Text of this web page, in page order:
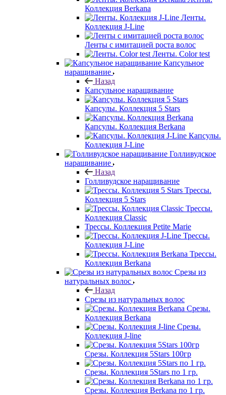
Коллекция Berkana
Ленты.
Коллекция J-Line
Ленты с имитацией роста волос
Ленты. Color test
Капсульное
наращивание
Назад
Капсульное наращивание
Капсулы. Коллекция 5 Stars
Капсулы. Коллекция Berkana
Капсулы.
Коллекция J-Line
Голливудское
наращивание
Назад
Голливудское наращивание
Трессы.
Коллекция 5 Stars
Трессы.
Коллекция Classic
Трессы. Коллекция Petite Marie
Трессы.
Коллекция J-Line
Трессы.
Коллекция Berkana
Срезы из
натуральных волос
Назад
Срезы из натуральных волос
Срезы.
Коллекция Berkana
Срезы.
Коллекция J-line
Срезы. Коллекция 5Stars 100гр
Срезы. Коллекция 5Stars по 1 гр.
Срезы. Коллекция Berkana по 1 гр.